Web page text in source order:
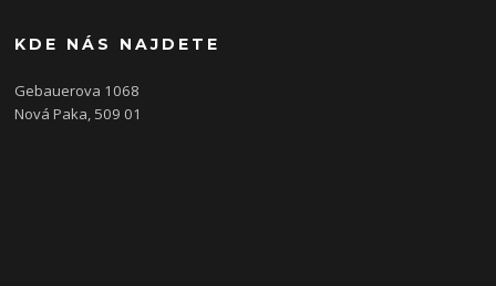
KDE NÁS NAJDETE
Gebauerova 1068
Nová Paka, 509 01